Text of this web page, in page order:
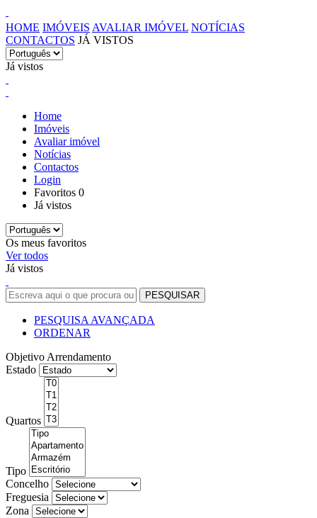
HOME IMÓVEIS AVALIAR IMÓVEL NOTÍCIAS
CONTACTOS JÁ VISTOS
Já vistos
Home
Imóveis
Avaliar imóvel
Notícias
Contactos
Login
Favoritos 0
Já vistos
Os meus favoritos
Ver todos
Já vistos
PESQUISA AVANÇADA
ORDENAR
Objetivo Arrendamento
Estado
Quartos
Tipo
Concelho
Freguesia
Zona